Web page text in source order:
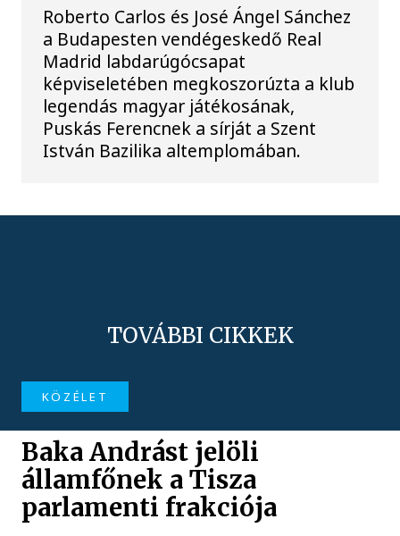
Roberto Carlos és José Ángel Sánchez
a Budapesten vendégeskedő Real
Madrid labdarúgócsapat
képviseletében megkoszorúzta a klub
legendás magyar játékosának,
Puskás Ferencnek a sírját a Szent
István Bazilika altemplomában.
TOVÁBBI CIKKEK
KÖZÉLET
Baka Andrást jelöli
államfőnek a Tisza
parlamenti frakciója